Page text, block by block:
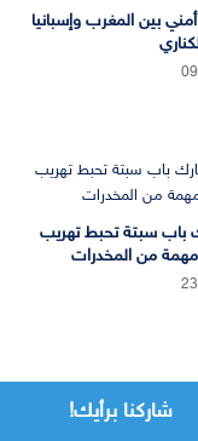
بين المغرب وإسبانيا
باب سبتة تحبط تهريب
من المخدرات
شاركنا برأيك!